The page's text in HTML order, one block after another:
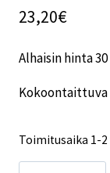
23,20€
Alhaisin hinta
Kokoontaittuva
Toimitusaika 1-